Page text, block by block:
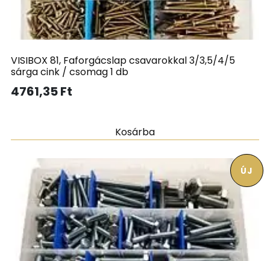
VISIBOX 81, Faforgácslap csavarokkal 3/3,5/4/5
sárga cink / csomag 1 db
4761,35Ft
Kosárba
ÚJ